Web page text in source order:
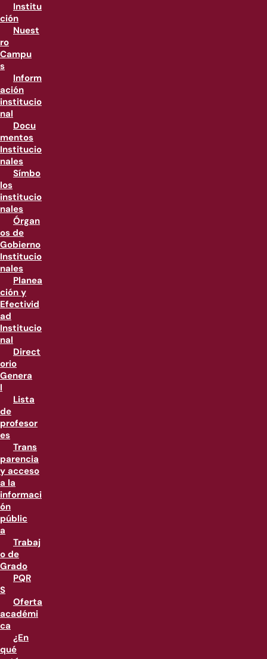
Institu
ción
Nuest
ro
Campu
s
Inform
ación
institucio
nal
Docu
mentos
Institucio
nales
Símbo
los
institucio
nales
Órgan
os de
Gobierno
Institucio
nales
Planea
ción y
Efectivid
ad
Institucio
nal
Direct
orio
Genera
l
Lista
de
profesor
es
Trans
parencia
y acceso
a la
informaci
ón
públic
a
Trabaj
o de
Grado
PQR
S
Oferta
académi
ca
¿En
qué